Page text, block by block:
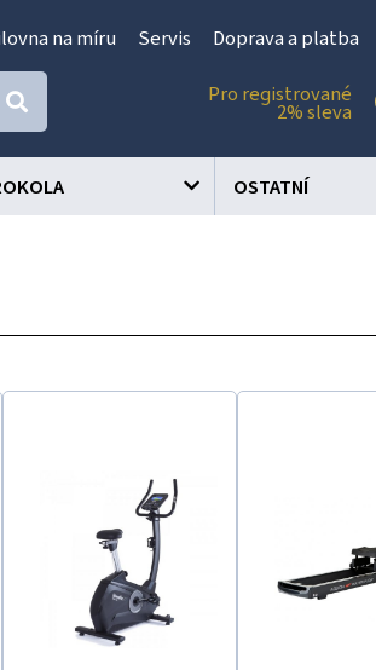
na míru Servis Doprava a platba
Pro registrované
2% sleva
OSTATNÍ